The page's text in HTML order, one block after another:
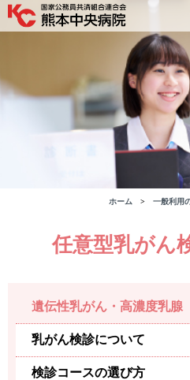
ホーム 一般利用
任意型乳がん
遺伝性乳がん・高濃度乳腺
乳がん検診について
検診コースの選び方